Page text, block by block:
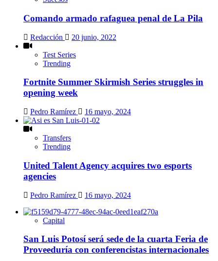
Comando armado rafaguea penal de La Pila
Redacción 20 junio, 2022
Test Series
Trending
Fortnite Summer Skirmish Series struggles in
opening week
Pedro Ramírez 16 mayo, 2024
Transfers
Trending
United Talent Agency acquires two esports
agencies
Pedro Ramírez 16 mayo, 2024
Capital
San Luis Potosí será sede de la cuarta Feria de
Proveeduría con conferencistas internacionales